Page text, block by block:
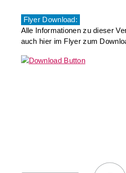
Flyer Download:
Alle Informationen zu dieser
auch hier im Flyer zum